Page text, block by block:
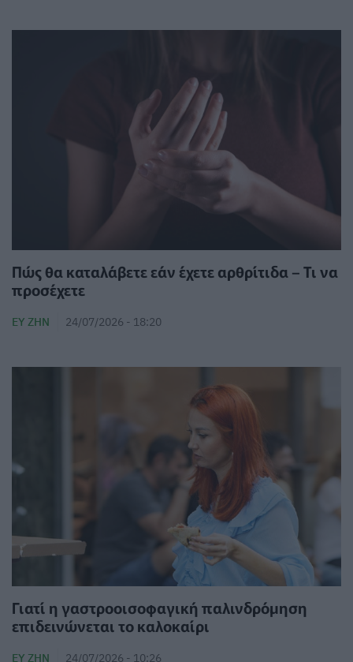
Πώς θα καταλάβετε εάν έχετε αρθρίτιδα – Τι να
προσέχετε
ΕΥ ΖΗΝ 24/07/2026 - 18:20
Γιατί η γαστροοισοφαγική παλινδρόμηση
επιδεινώνεται το καλοκαίρι
ΕΥ ΖΗΝ 24/07/2026 - 10:26